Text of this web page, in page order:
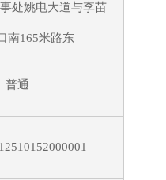
处姚电大道与李苗
南165米路东
普通